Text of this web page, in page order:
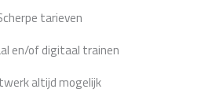
tarieven
en/of digitaal trainen
altijd mogelijk